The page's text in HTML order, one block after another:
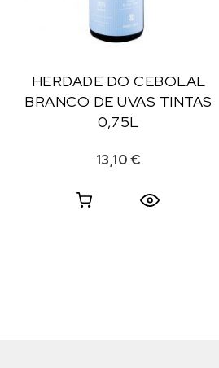
HERDADE DO CEBOLAL
BRANCO DE UVAS TINTAS
0,75L
13,10€